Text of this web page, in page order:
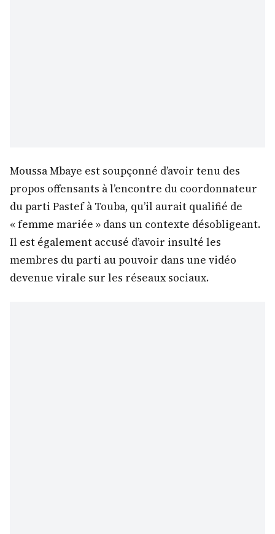
Moussa Mbaye est soupçonné d’avoir tenu des
propos offensants à l’encontre du coordonnateur
du parti Pastef à Touba, qu’il aurait qualifié de
« femme mariée » dans un contexte désobligeant.
Il est également accusé d’avoir insulté les
membres du parti au pouvoir dans une vidéo
devenue virale sur les réseaux sociaux.